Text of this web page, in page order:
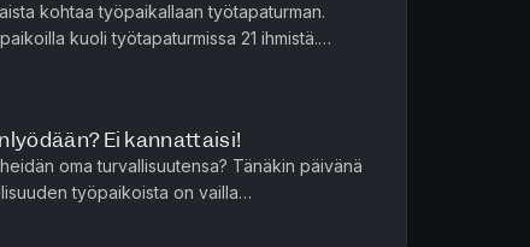
kohtaa työpaikallaan työtapaturman.
kuoli työtapaturmissa 21 ihmistä.
Mitä tuoreimmat työtapa...
Ei kannattaisi!
oma turvallisuutensa? Tänäkin päivänä
työpaikoista on vailla
työsuojeluvaltuutetun t...